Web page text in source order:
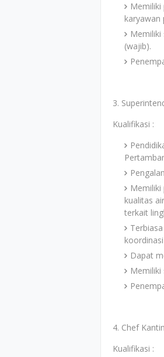
karyawan
Memiliki
(wajib).
3.
Kualifikasi :
kualitas
terkait
Dapat
4. Chef Kantin
Kualifikasi :